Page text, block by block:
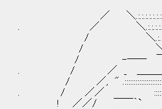
／ ＼
. ／ ＼
/ ＼
/ ＼
/ -―― ￣
. / ／ _ ＿＿＿＿
/ ／, " .::::::::::::::::::::::::::::::
. / ／／ ::::::::::::::::::::
! ／／/ ￣￣｀`